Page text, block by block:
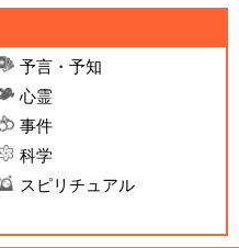
予言・予知
心霊
事件
科学
スピリチュアル